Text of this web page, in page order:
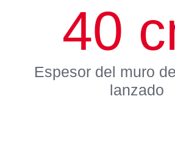
40
Espesor del muro
lanzado